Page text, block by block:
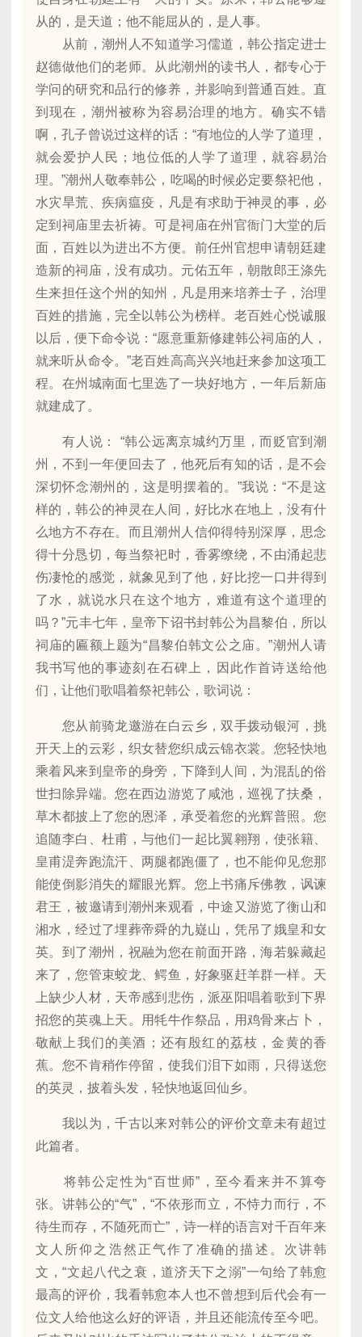
从的，是天道；他不能屈从的，是人事。
从前，潮州人不知道学习儒道，韩公指定进士
赵德做他们的老师。从此潮州的读书人，都专心于
学问的研究和品行的修养，并影响到普通百姓。直
到现在，潮州被称为容易治理的地方。确实不错
啊，孔子曾说过这样的话：“有地位的人学了道理，
就会爱护人民；地位低的人学了道理，就容易治
理。”潮州人敬奉韩公，吃喝的时候必定要祭祀他，
水灾旱荒、疾病瘟疫，凡是有求助于神灵的事，必
定到祠庙里去祈祷。可是祠庙在州官衙门大堂的后
面，百姓以为进出不方便。前任州官想申请朝廷建
造新的祠庙，没有成功。元佑五年，朝散郎王涤先
生来担任这个州的知州，凡是用来培养士子，治理
百姓的措施，完全以韩公为榜样。老百姓心悦诚服
以后，便下命令说：“愿意重新修建韩公祠庙的人，
就来听从命令。”老百姓高高兴兴地赶来参加这项工
程。在州城南面七里选了一块好地方，一年后新庙
就建成了。
有人说： “韩公远离京城约万里，而贬官到潮
州，不到一年便回去了，他死后有知的话，是不会
深切怀念潮州的，这是明摆着的。”我说：“不是这
样的，韩公的神灵在人间，好比水在地上，没有什
么地方不存在。而且潮州人信仰得特别深厚，思念
得十分恳切，每当祭祀时，香雾缭绕，不由涌起悲
伤凄怆的感觉，就象见到了他，好比挖一口井得到
了水，就说水只在这个地方，难道有这个道理的
吗？”元丰七年，皇帝下诏书封韩公为昌黎伯，所以
祠庙的匾额上题为“昌黎伯韩文公之庙。”潮州人请
我书写他的事迹刻在石碑上，因此作首诗送给他
们，让他们歌唱着祭祀韩公，歌词说：
您从前骑龙邀游在白云乡，双手拨动银河，挑
开天上的云彩，织女替您织成云锦衣裳。您轻快地
乘着风来到皇帝的身旁，下降到人间，为混乱的俗
世扫除异端。您在西边游览了咸池，巡视了扶桑，
草木都披上了您的恩泽，承受着您的光辉普照。您
追随李白、杜甫，与他们一起比翼翱翔，使张籍、
皇甫湜奔跑流汗、两腿都跑僵了，也不能仰见您那
能使倒影消失的耀眼光辉。您上书痛斥佛教，讽谏
君王，被邀请到潮州来观看，中途又游览了衡山和
湘水，经过了埋葬帝舜的九嶷山，凭吊了娥皇和女
英。到了潮州，祝融为您在前面开路，海若躲藏起
来了，您管束蛟龙、鳄鱼，好象驱赶羊群一样。天
上缺少人材，天帝感到悲伤，派巫阳唱着歌到下界
招您的英魂上天。用牦牛作祭品，用鸡骨来占卜，
敬献上我们的美酒；还有殷红的荔枝，金黄的香
蕉。您不肯稍作停留，使我们泪下如雨，只得送您
的英灵，披着头发，轻快地返回仙乡。
我以为，千古以来对韩公的评价文章未有超过
此篇者。
将韩公定性为“百世师”，至今看来并不算夸
张。讲韩公的“气”，“不依形而立，不恃力而行，不
待生而存，不随死而亡”，诗一样的语言对千百年来
文人所仰之浩然正气作了准确的描述。次讲韩
文，“文起八代之衰，道济天下之溺”一句给了韩愈
最高的评价，我看韩愈本人也不曾想到后代会有一
位文人给他这么好的评语，并且还能流传至今吧。